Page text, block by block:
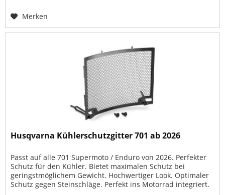
Merken
Husqvarna Kühlerschutzgitter 701 ab 2026
Passt auf alle 701 Supermoto / Enduro von 2026. Perfekter
Schutz für den Kühler. Bietet maximalen Schutz bei
geringstmöglichem Gewicht. Hochwertiger Look. Optimaler
Schutz gegen Steinschläge. Perfekt ins Motorrad integriert.